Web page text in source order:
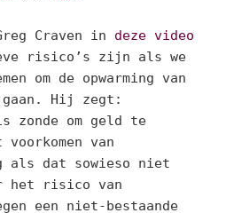
Craven in deze video
risico’s zijn als we
om de opwarming van
gaan. Hij zegt:
om geld te
van
als dat sowieso niet
het risico van
een niet-bestaande